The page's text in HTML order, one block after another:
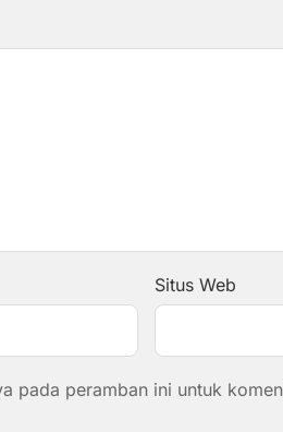
Situs Web
pada peramban ini untuk